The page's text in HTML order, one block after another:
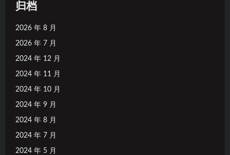
归档
2026 年 8 月
2026 年 7 月
2024 年 12 月
2024 年 11 月
2024 年 10 月
2024 年 9 月
2024 年 8 月
2024 年 7 月
2024 年 5 月